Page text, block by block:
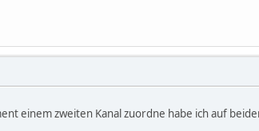
einem zweiten Kanal zuordne habe ich auf